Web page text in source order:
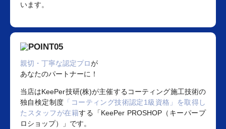
います。
親切・丁寧な認定プロが
あなたのパートナーに！
当店はKeePer技研(株)が主催するコーティング施工技術の
独自検定制度 「コーティング技術認定1級資格」を取得し
たスタッフが在籍する「KeePer PROSHOP（キーパープ
ロショップ）」です。